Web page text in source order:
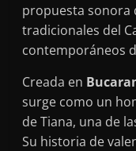
propuesta sonora
tradicionales del
contemporáneos
Creada en
surge como un
de Tiana, una de
Su historia de